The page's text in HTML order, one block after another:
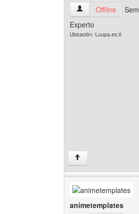
luupa Ver perfil del
Offline
Experto
Ubicación: Luupa.es.tl
↑
animetemplates